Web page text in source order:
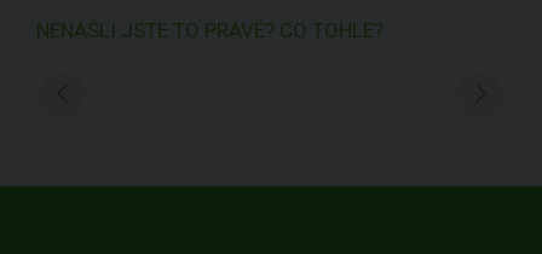
NENAŠLI JSTE TO PRAVÉ? CO TOHLE?